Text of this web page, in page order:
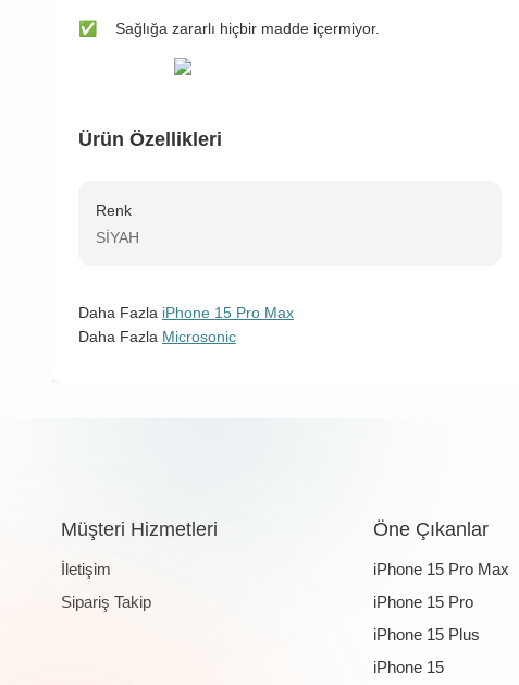
✅ Sağlığa zararlı hiçbir madde içermiyor.
Ürün Özellikleri
Renk
SİYAH
Daha Fazla iPhone 15 Pro Max
Daha Fazla Microsonic
Müşteri Hizmetleri
İletişim
Sipariş Takip
Öne Çıkanlar
iPhone 15 Pro Max
iPhone 15 Pro
iPhone 15 Plus
iPhone 15